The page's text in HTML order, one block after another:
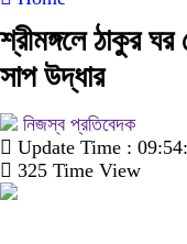
শ্রীমঙ্গলে ঠাকুর
সাপ উদ্ধার
নিজস্ব প্রতিবেদক
Update Time :
325 Time View